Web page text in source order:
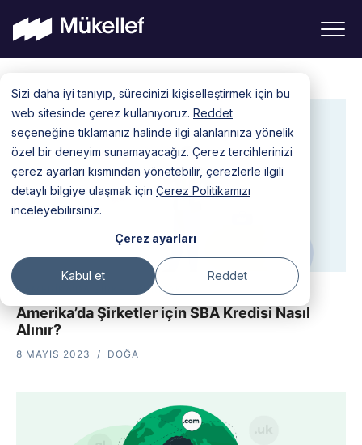
Sizi daha iyi tanıyıp, sürecinizi kişiselleştirmek için bu
web sitesinde çerez kullanıyoruz. Reddet
seçeneğine tıklamanız halinde ilgi alanlarınıza yönelik
özel bir deneyim sunamayacağız. Çerez tercihlerinizi
çerez ayarları kısmından yönetebilir, çerezlerle ilgili
detaylı bilgiye ulaşmak için Çerez Politikamızı
inceleyebilirsiniz.
Çerez ayarları
Kabul et Reddet
content
AMERIKA'DA ŞIRKET KURMAK
Amerika’da Şirketler için SBA Kredisi Nasıl
Alınır?
8 MAYIS 2023 DOĞA